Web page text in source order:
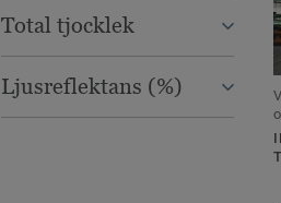
Total tjocklek
Ljusreflektans (%)